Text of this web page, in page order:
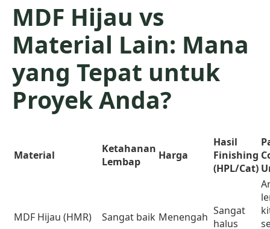
MDF Hijau vs
Material Lain: Mana
yang Tepat untuk
Proyek Anda?
Material
Ketahanan
Lembap
Harga
Hasil
Finishing
(HPL/Cat)
MDF Hijau (HMR) Sangat baik Menengah Sangat
halus